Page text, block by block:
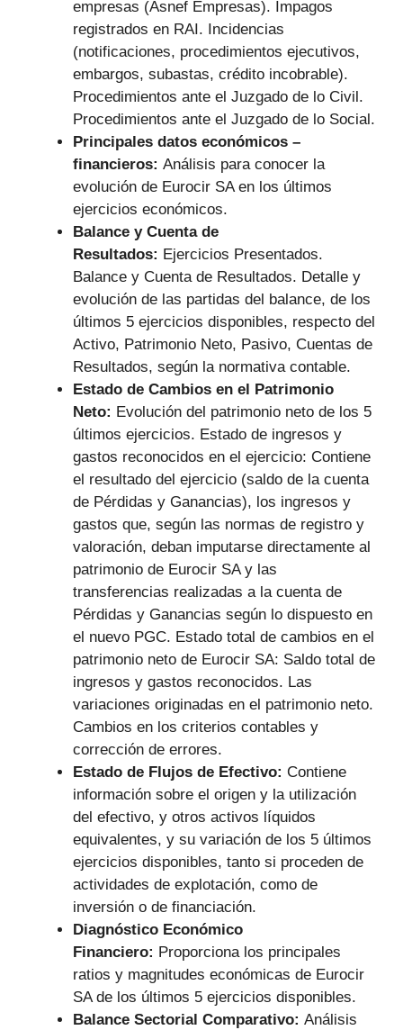
empresas (Asnef Empresas). Impagos
registrados en RAI. Incidencias
(notificaciones, procedimientos ejecutivos,
embargos, subastas, crédito incobrable).
Procedimientos ante el Juzgado de lo Civil.
Procedimientos ante el Juzgado de lo Social.
Principales datos económicos –
financieros: Análisis para conocer la
evolución de Eurocir SA en los últimos
ejercicios económicos.
Balance y Cuenta de
Resultados: Ejercicios Presentados.
Balance y Cuenta de Resultados. Detalle y
evolución de las partidas del balance, de los
últimos 5 ejercicios disponibles, respecto del
Activo, Patrimonio Neto, Pasivo, Cuentas de
Resultados, según la normativa contable.
Estado de Cambios en el Patrimonio
Neto: Evolución del patrimonio neto de los 5
últimos ejercicios. Estado de ingresos y
gastos reconocidos en el ejercicio: Contiene
el resultado del ejercicio (saldo de la cuenta
de Pérdidas y Ganancias), los ingresos y
gastos que, según las normas de registro y
valoración, deban imputarse directamente al
patrimonio de Eurocir SA y las
transferencias realizadas a la cuenta de
Pérdidas y Ganancias según lo dispuesto en
el nuevo PGC. Estado total de cambios en el
patrimonio neto de Eurocir SA: Saldo total de
ingresos y gastos reconocidos. Las
variaciones originadas en el patrimonio neto.
Cambios en los criterios contables y
corrección de errores.
Estado de Flujos de Efectivo: Contiene
información sobre el origen y la utilización
del efectivo, y otros activos líquidos
equivalentes, y su variación de los 5 últimos
ejercicios disponibles, tanto si proceden de
actividades de explotación, como de
inversión o de financiación.
Diagnóstico Económico
Financiero: Proporciona los principales
ratios y magnitudes económicas de Eurocir
SA de los últimos 5 ejercicios disponibles.
Balance Sectorial Comparativo: Análisis